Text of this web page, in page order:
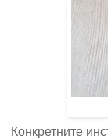
Конкретните